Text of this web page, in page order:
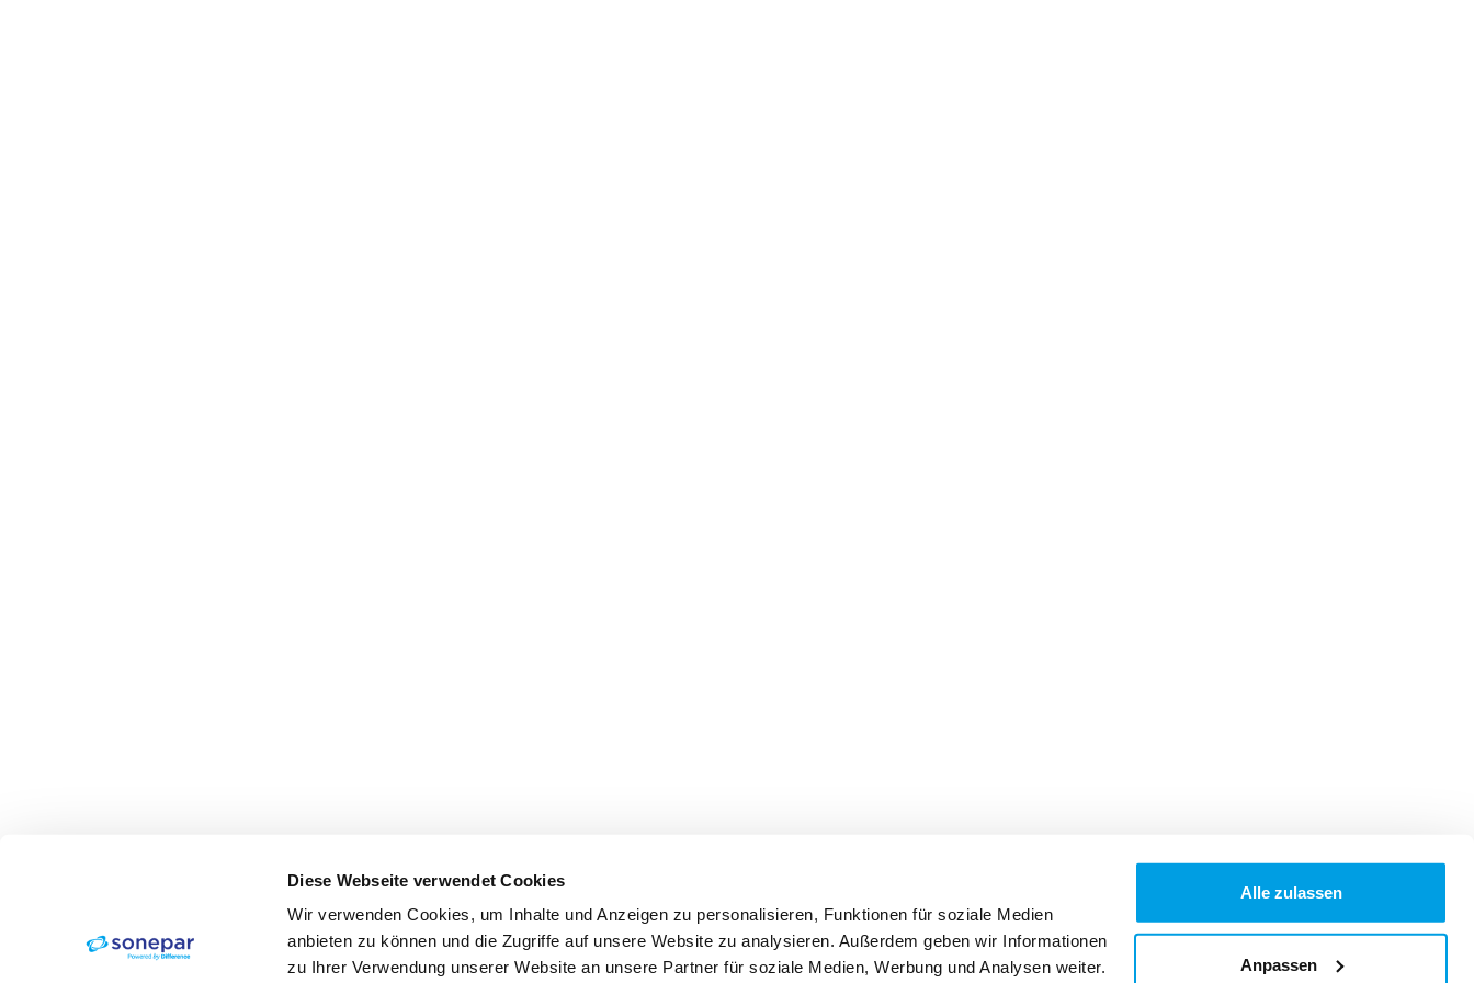
Diese Webseite verwendet Cookies
Wir verwenden Cookies, um Inhalte und Anzeigen zu personalisieren, Funktionen für soziale Medien
anbieten zu können und die Zugriffe auf unsere Website zu analysieren. Außerdem geben wir Informationen
zu Ihrer Verwendung unserer Website an unsere Partner für soziale Medien, Werbung und Analysen weiter.
Alle zulassen
Anpassen